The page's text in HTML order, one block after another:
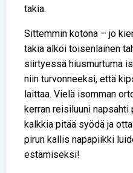
takia.
Sittemmin kotona – jo
takia alkoi toisenlainen
siirtyessä hiusmurtuma
niin turvonneeksi, että
laittaa. Vielä isomman
kerran reisiluuni napsahti
kalkkia pitää syödä ja
pirun kallis napapiikki
estämiseksi!